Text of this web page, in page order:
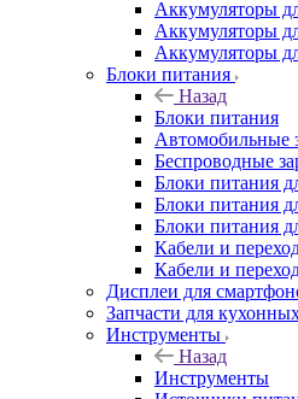
Аккумуляторы
Аккумуляторы
Аккумуляторы
Блоки питания
Назад
Блоки питания
Автомобильные
Беспроводные
Блоки питания
Блоки питания
Блоки питания
Кабели и
Кабели и
Дисплеи для
Запчасти для
Инструменты
Назад
Инструменты